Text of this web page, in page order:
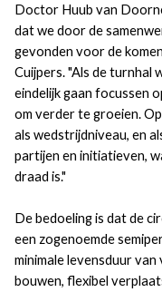
Doctor Huub van
dat we door de
gevonden voor de
Cuijpers. "Als de turnhal
eindelijk gaan focussen
om verder te groeien.
als wedstrijdniveau, en
partijen en initiatieven,
draad is."
De bedoeling is dat de
een zogenoemde
minimale levensduur
bouwen, flexibel